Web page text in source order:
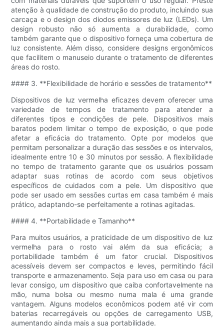
atenção à qualidade de construção do produto, incluindo sua
carcaça e o design dos diodos emissores de luz (LEDs). Um
design robusto não só aumenta a durabilidade, como
também garante que o dispositivo forneça uma cobertura de
luz consistente. Além disso, considere designs ergonômicos
que facilitem o manuseio durante o tratamento de diferentes
áreas do rosto.
#### 3. **Flexibilidade de horário e sessões de tratamento**
Dispositivos de luz vermelha eficazes devem oferecer uma
variedade de tempos de tratamento para atender a
diferentes tipos e condições de pele. Dispositivos mais
baratos podem limitar o tempo de exposição, o que pode
afetar a eficácia do tratamento. Opte por modelos que
permitam personalizar a duração das sessões e os intervalos,
idealmente entre 10 e 30 minutos por sessão. A flexibilidade
no tempo de tratamento garante que os usuários possam
adaptar suas rotinas de acordo com seus objetivos
específicos de cuidados com a pele. Um dispositivo que
pode ser usado em sessões curtas em casa também é mais
prático, adaptando-se perfeitamente a rotinas agitadas.
#### 4. **Portabilidade e Tamanho**
Para muitos usuários, a praticidade de um dispositivo de luz
vermelha para o rosto vai além da sua eficácia; a
portabilidade também é um fator crucial. Dispositivos
acessíveis devem ser compactos e leves, permitindo fácil
transporte e armazenamento. Seja para uso em casa ou para
levar consigo, um dispositivo que caiba confortavelmente na
mão, numa bolsa ou mesmo numa mala é uma grande
vantagem. Alguns modelos econômicos podem até vir com
baterias recarregáveis ​​ou opções de carregamento USB,
aumentando ainda mais a sua portabilidade.